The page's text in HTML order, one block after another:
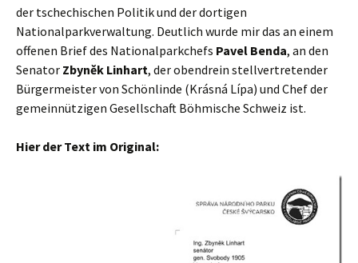
der tschechischen Politik und der dortigen
Nationalparkverwaltung. Deutlich wurde mir das an einem
offenen Brief des Nationalparkchefs Pavel Benda, an den
Senator Zbyněk Linhart, der obendrein stellvertretender
Bürgermeister von Schönlinde (Krásná Lípa) und Chef der
gemeinnützigen Gesellschaft Böhmische Schweiz ist.
Hier der Text im Original: